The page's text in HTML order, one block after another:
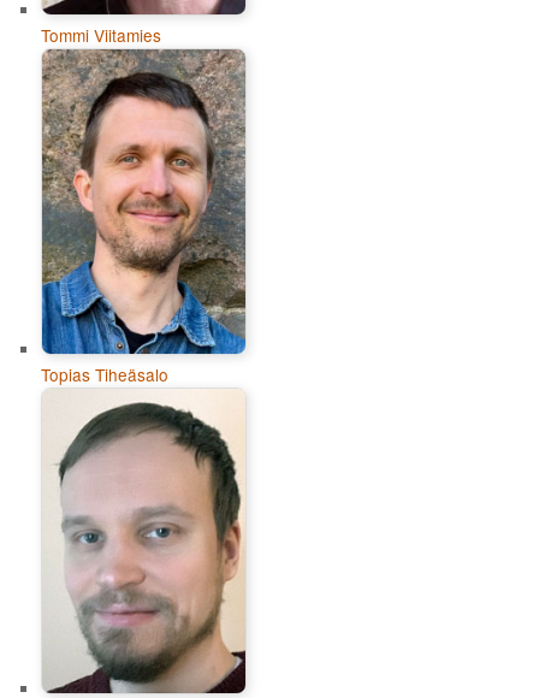
Tommi Viitamies
Topias Tiheäsalo